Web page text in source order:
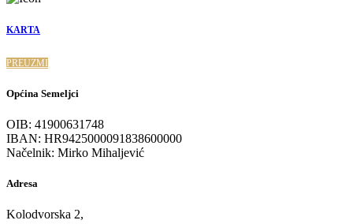
KARTA
PREUZMI
Općina Semeljci
OIB: 41900631748
IBAN: HR9425000091838600000
Načelnik: Mirko Mihaljević
Adresa
Kolodvorska 2,